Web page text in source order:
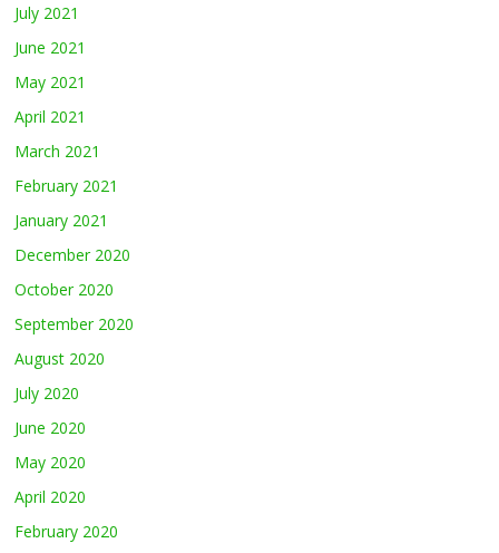
July 2021
June 2021
May 2021
April 2021
March 2021
February 2021
January 2021
December 2020
October 2020
September 2020
August 2020
July 2020
June 2020
May 2020
April 2020
February 2020